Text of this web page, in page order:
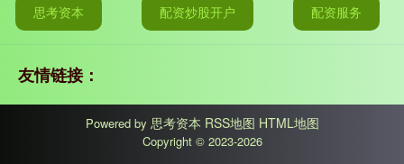
思考资本 配资炒股开户 配资服务
友情链接：
Powered by 思考资本 RSS地图 HTML地图
Copyright © 2023-2026